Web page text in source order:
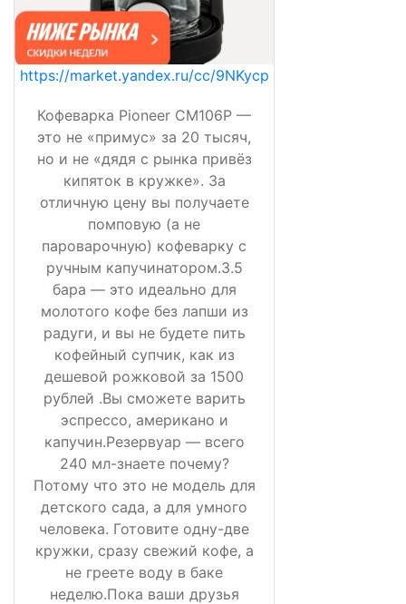
https://market.yandex.ru/cc/9NKycp
Кофеварка Pioneer CM106P —
это не «примус» за 20 тысяч,
но и не «дядя с рынка привёз
кипяток в кружке». За
отличную цену вы получаете
помповую (а не
пароварочную) кофеварку с
ручным капучинатором.3.5
бара — это идеально для
молотого кофе без лапши из
радуги, и вы не будете пить
кофейный супчик, как из
дешевой рожковой за 1500
рублей .Вы сможете варить
эспрессо, американо и
капучин.Резервуар — всего
240 мл-знаете почему?
Потому что это не модель для
детского сада, а для умного
человека. Готовите одну-две
кружки, сразу свежий кофе, а
не греете воду в баке
неделю.Пока ваши друзья